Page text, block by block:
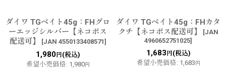
ダイワ TGベイト45g：FHグロ
ーエッジシルバー【ネコポス
配送可】
[JAN 4550133408571]
1,980円(税込)
希望小売価格: 1,980円
ダイワ TGベイト45g：FHカタ
クチ【ネコポス配送可】
[JAN
4960652751025]
1,683 円(税込)
希望小売価格: 1,683 円